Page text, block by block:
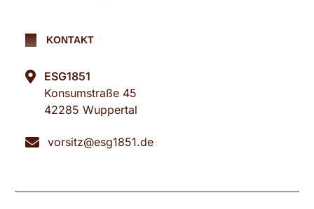
KONTAKT
ESG1851
Konsumstraße 45
42285 Wuppertal
vorsitz@esg1851.de